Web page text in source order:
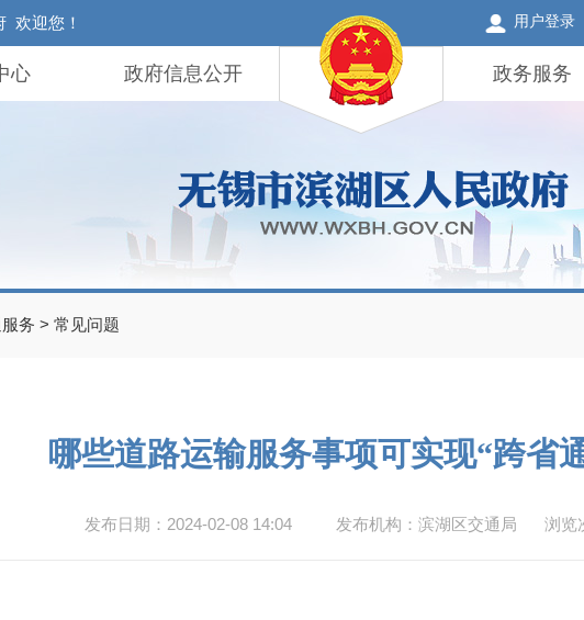
欢迎您！ 用户登录
心 政府信息公开 政务服务
务 > 常见问题
哪些道路运输服务事项可实现“跨省
发布日期：2024-02-08 14:04 发布机构：滨湖区交通局 浏览